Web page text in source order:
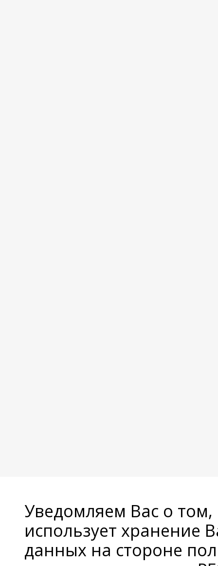
Уведомляем Вас о
использует хранение
данных на стороне